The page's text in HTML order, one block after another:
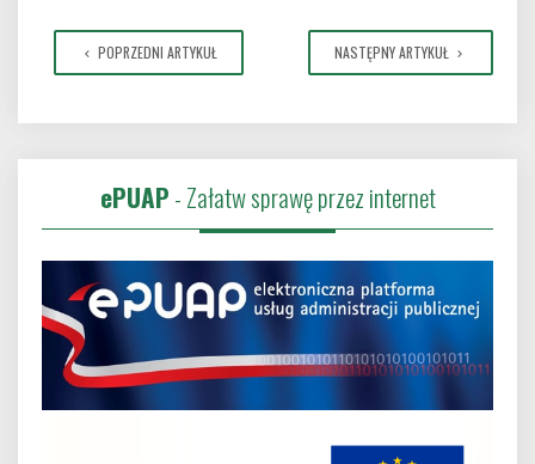
POPRZEDNI ARTYKUŁ NASTĘPNY ARTYKUŁ
ePUAP- Załatw sprawę przez internet